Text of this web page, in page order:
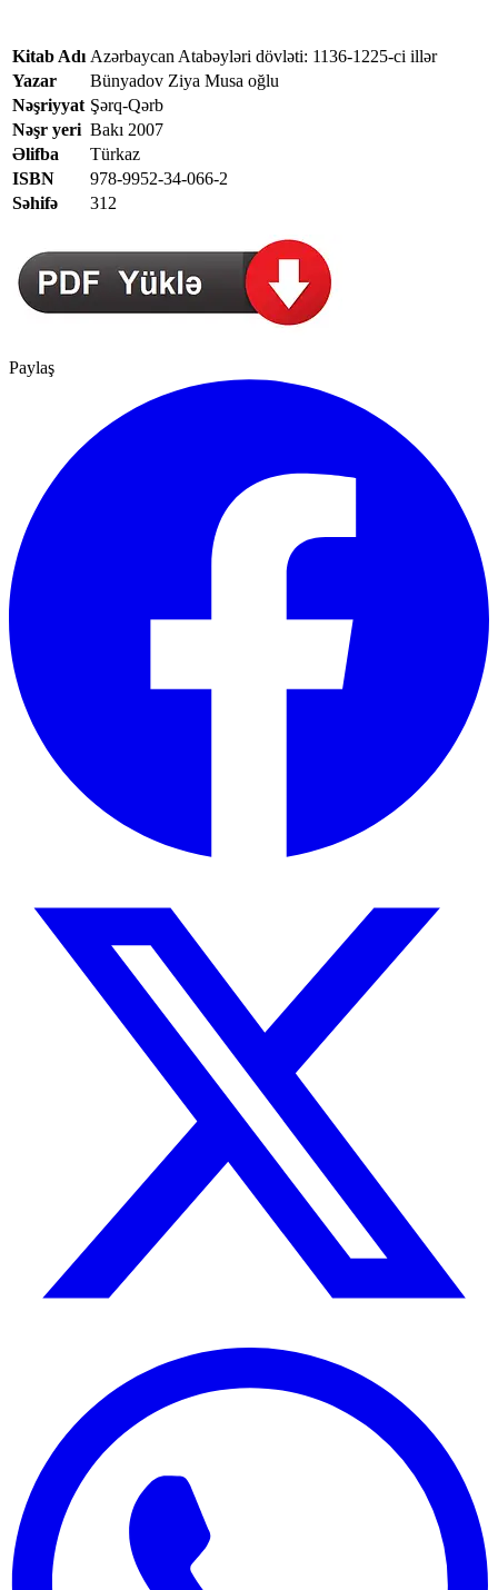
Kitab Adı Azərbaycan Atabəyləri dövləti: 1136-1225-ci illər
Yazar
Bünyadov Ziya Musa oğlu
Nəşriyyat Şərq-Qərb
Nəşr yeri Bakı 2007
Əlifba
Türkaz
ISBN
978-9952-34-066-2
Səhifə
312
Paylaş